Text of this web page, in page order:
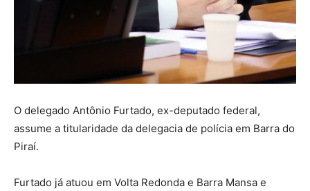
O delegado Antônio Furtado, ex-deputado federal,
assume a titularidade da delegacia de polícia em Barra do
Piraí.
Furtado já atuou em Volta Redonda e Barra Mansa e